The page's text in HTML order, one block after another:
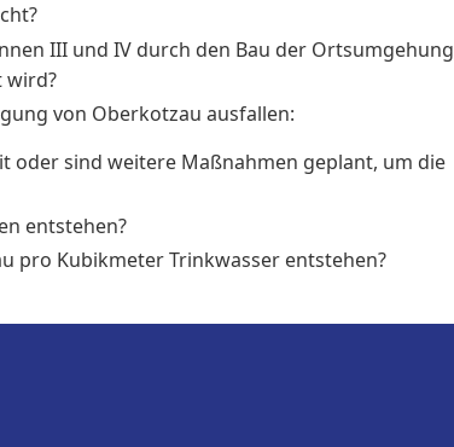
III und IV durch den Bau der Ortsumgehung
wird?
von Oberkotzau ausfallen:
oder sind weitere Maßnahmen geplant, um die
entstehen?
pro Kubikmeter Trinkwasser entstehen?